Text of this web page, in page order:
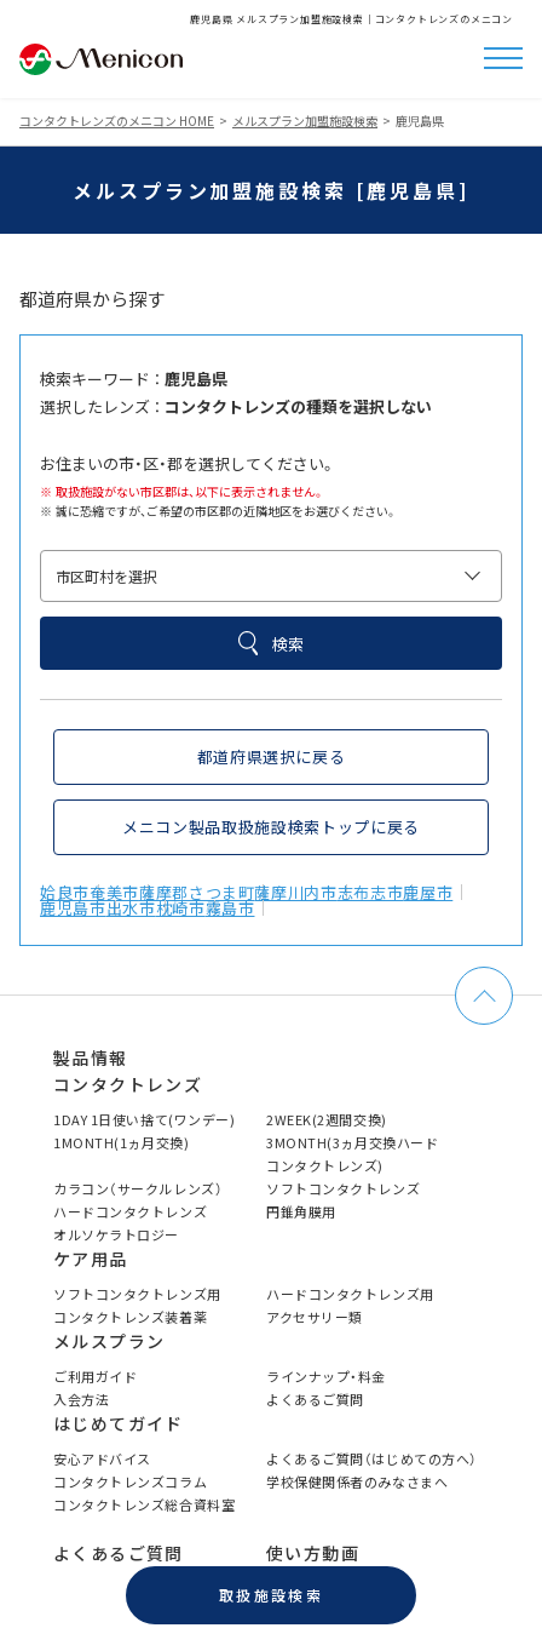
鹿児島県 メルスプラン加盟施設検索│コンタクトレンズのメニコン
コンタクトレンズのメニコン HOME メルスプラン加盟施設検索 鹿児島県
メルスプラン加盟施設検索 [鹿児島県]
都道府県から探す
検索キーワード ： 鹿児島県
選択したレンズ ： コンタクトレンズの種類を選択しない
お住まいの市・区・郡を選択してください。
取扱施設がない市区郡は、以下に表示されません。
誠に恐縮ですが、ご希望の市区郡の近隣地区をお選びください。
検索
都道府県選択に戻る
メニコン製品取扱施設検索トップに戻る
姶良市奄美市薩摩郡さつま町薩摩川内市志布志市鹿屋市
鹿児島市出水市枕崎市霧島市
製品情報
コンタクトレンズ
1DAY 1日使い捨て(ワンデー)
2WEEK(2週間交換)
1MONTH(1ヵ月交換)
3MONTH(3ヵ月交換ハード
コンタクトレンズ)
カラコン（サークルレンズ）
ソフトコンタクトレンズ
ハードコンタクトレンズ
円錐角膜用
オルソケラトロジー
ケア用品
ソフトコンタクトレンズ用
ハードコンタクトレンズ用
コンタクトレンズ装着薬
アクセサリー類
メルスプラン
ご利用ガイド
ラインナップ・料金
入会方法
よくあるご質問
はじめてガイド
安心アドバイス
よくあるご質問（はじめての方へ）
コンタクトレンズコラム
学校保健関係者のみなさまへ
コンタクトレンズ総合資料室
よくあるご質問 使い方動画
取扱施設検索